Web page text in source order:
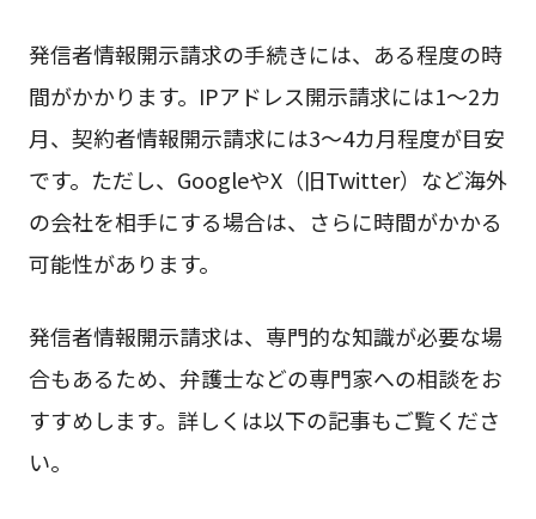
発信者情報開示請求の手続きには、ある程度の時
間がかかります。IPアドレス開示請求には1〜2カ
月、契約者情報開示請求には3〜4カ月程度が目安
です。ただし、GoogleやX（旧Twitter）など海外
の会社を相手にする場合は、さらに時間がかかる
可能性があります。
発信者情報開示請求は、専門的な知識が必要な場
合もあるため、弁護士などの専門家への相談をお
すすめします。詳しくは以下の記事もご覧くださ
い。